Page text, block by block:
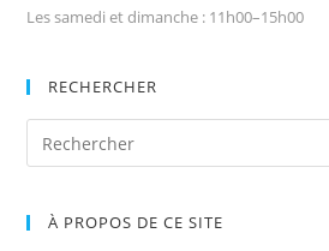
Les samedi et dimanche : 11h00–15h00
RECHERCHER
À PROPOS DE CE SITE